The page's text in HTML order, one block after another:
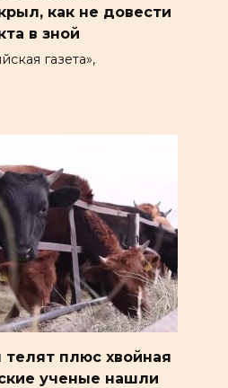
как не довести
в зной
газета»,
плюс хвойная
ученые нашли